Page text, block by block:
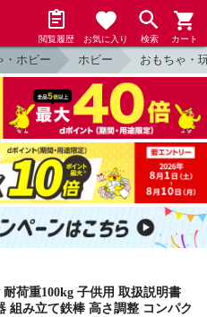
閲覧履歴 お気に入り 検索 カート
・ホビー ホビー おもちゃ・
荷重100kg 子供用 取扱説明書
組み立て鉄棒 高さ調整 コンパク